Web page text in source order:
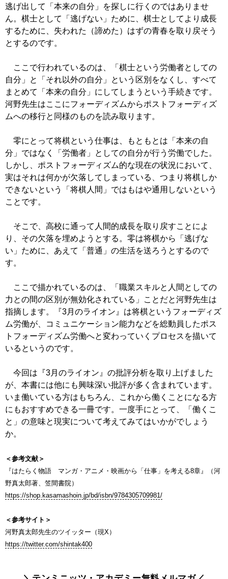
逃げ出して「本来の自分」を探しに行くのではありませ
ん。棋士として「逃げない」ために、棋士としてより成長
するために、失われた（諦めた）はずの青春を取り戻そう
とするのです。
ここで行われているのは、「棋士という労働者としての
自分」と「それ以外の自分」という区別をなくし、すべて
まとめて「本来の自分」にしてしまうという手続きです。
河野先生はここにフォーディズムからポストフォーディズ
ムへの移行と同様のものを読み取ります。
零にとって将棋という仕事は、もともとは「本来の自
分」ではなく「労働者」としての自分が行う労働でした。
しかし、ポストフォーディズム的な現在の状況において、
実はそれは何かが欠落してしまっている、つまり将棋しか
できないという「将棋人間」ではもはや通用しないという
ことです。
そこで、高校に通って人間的成長を取り戻すことによ
り、その欠落を埋めようとする。零は将棋から「逃げな
い」ために、あえて「普通」の生活を送ろうとするので
す。
ここで描かれているのは、「職業スキルと人間としての
力との間の区別が無効化されている」ことだと河野先生は
指摘します。『3月のライオン』は将棋というフォーディズ
ム労働が、コミュニケーション能力などを総動員したポス
トフォーディズム労働へと変わっていくプロセスを描いて
いるというのです。
今回は『3月のライオン』の批評分析を取り上げました
が、本書には他にも興味深い批評が多く含まれています。
いま働いている方はもちろん、これから働くことになる方
にもおすすめできる一冊です。一度手にとって、「働くこ
と」の意味と現実について考えてみてはいかがでしょう
か。
＜参考文献＞
『はたらく物語 マンガ・アニメ・映画から「仕事」を考える8章』（河
野真太郎著、笠間書院）
https://shop.kasamashoin.jp/bd/isbn/9784305709981/
＜参考サイト＞
河野真太郎先生のツイッター（現X）
https://twitter.com/shintak400